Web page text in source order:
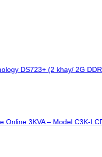
DS723+ (2 khay/ 2G
Online 3KVA – Model C3K-